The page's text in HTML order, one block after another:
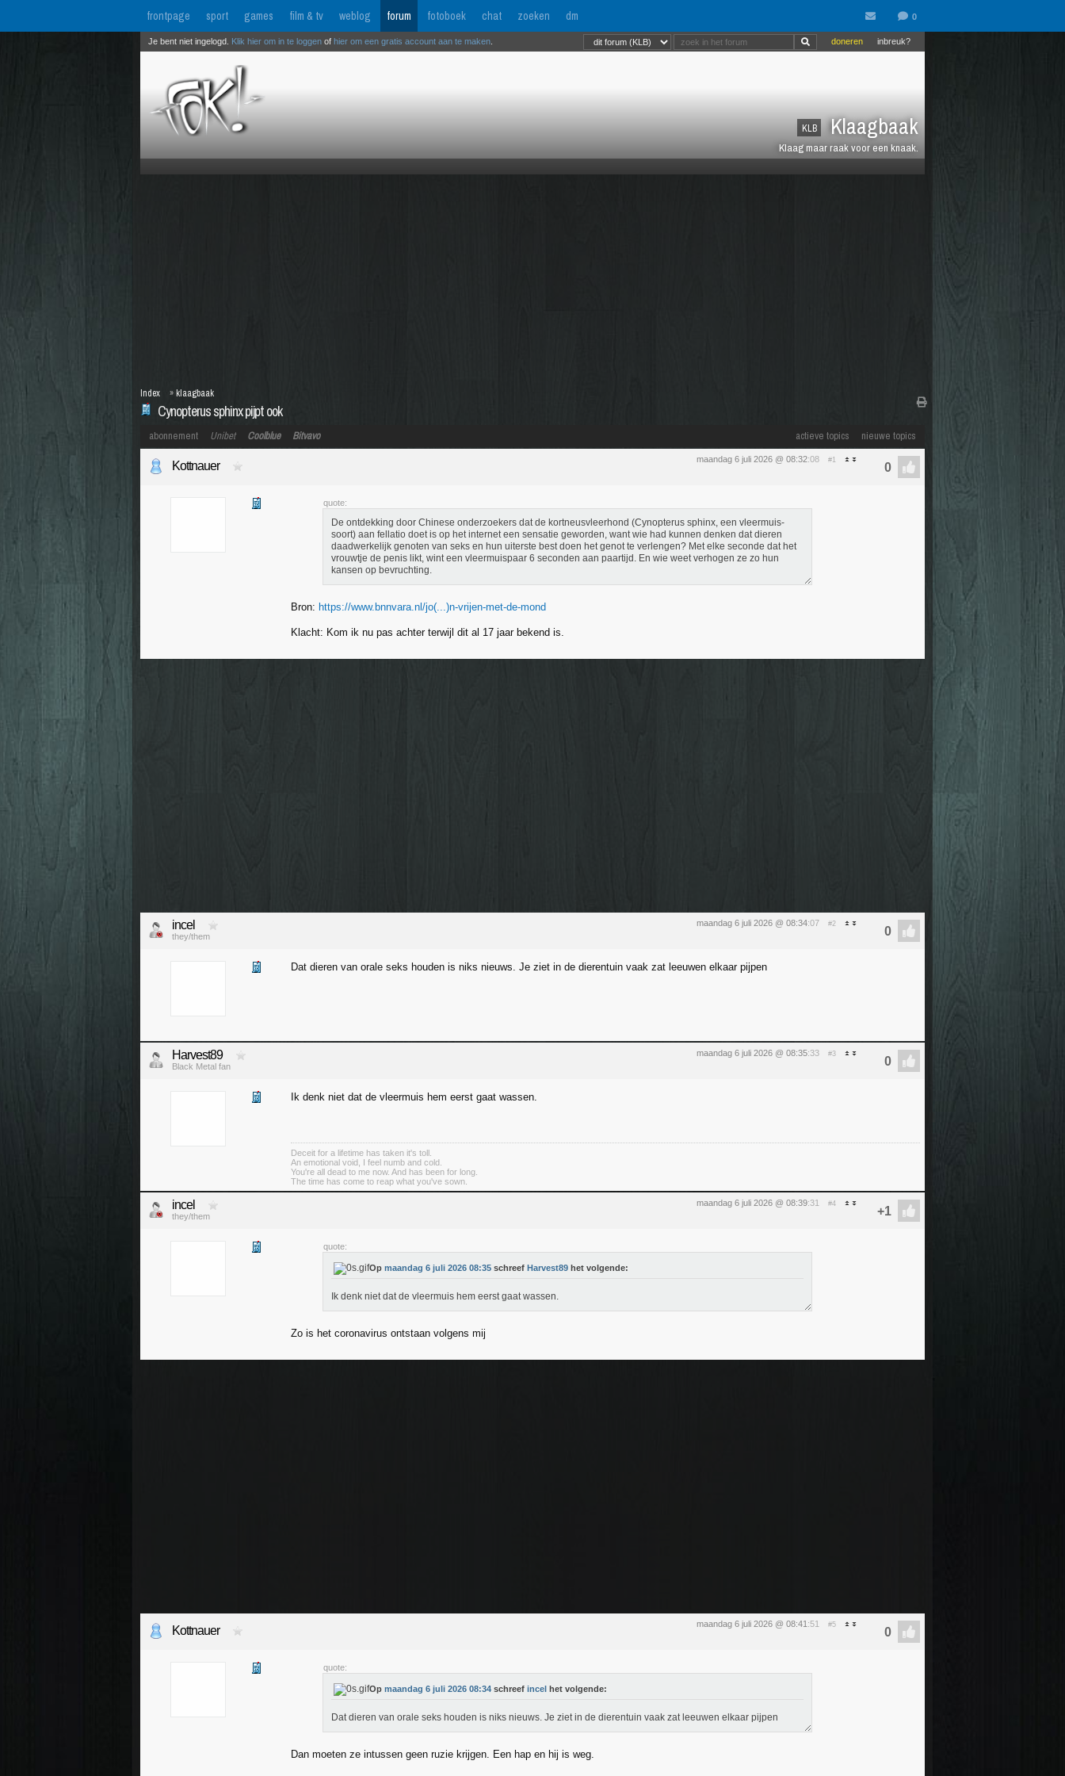
frontpage sport games film & tv weblog forum fotoboek chat zoeken dm
KLB Klaagbaak
Klaag maar raak voor een knaak.
inbreuk?
doneren
Je bent niet ingelogd. Klik hier om in te loggen of hier om een gratis account aan te maken
Cynopterus sphinx pijpt ook
Index »klaagbaak
actieve topics nieuwe topics
abonnement Unibet Coolblue Bitvavo
maandag 6 juli 2026 @ 08:32:08 #1
Kottnauer
quote:
De ontdekking door Chinese onderzoekers dat de kortneusvleerhond (Cynopterus sphinx, een vleermuis-
soort) aan fellatio doet is op het internet een sensatie geworden, want wie had kunnen denken dat dieren
daadwerkelijk genoten van seks en hun uiterste best doen het genot te verlengen? Met elke seconde dat het
vrouwtje de penis likt, wint een vleermuispaar 6 seconden aan paartijd. En wie weet verhogen ze zo hun
kansen op bevruchting.
Bron: https://www.bnnvara.nl/jo(...)n-vrijen-met-de-mond
Klacht: Kom ik nu pas achter terwijl dit al 17 jaar bekend is.
maandag 6 juli 2026 @ 08:34:07 #2
incel
they/them
Dat dieren van orale seks houden is niks nieuws. Je ziet in de dierentuin vaak zat leeuwen elkaar pijpen
maandag 6 juli 2026 @ 08:35:33 #3
Harvest89
Black Metal fan
Ik denk niet dat de vleermuis hem eerst gaat wassen.
Deceit for a lifetime has taken it's toll.
An emotional void, I feel numb and cold.
You're all dead to me now. And has been for long.
The time has come to reap what you've sown.
maandag 6 juli 2026 @ 08:39:31 #4
incel
they/them
quote:
Op maandag 6 juli 2026 08:35 schreef Harvest89 het volgende:
Ik denk niet dat de vleermuis hem eerst gaat wassen.
Zo is het coronavirus ontstaan volgens mij
maandag 6 juli 2026 @ 08:41 :51 #5
Kottnauer
quote:
Op maandag 6 juli 2026 08:34 schreef incel het volgende:
Dat dieren van orale seks houden is niks nieuws. Je ziet in de dierentuin vaak zat leeuwen elkaar pijpen
Dan moeten ze intussen geen ruzie krijgen. Een hap en hij is weg.